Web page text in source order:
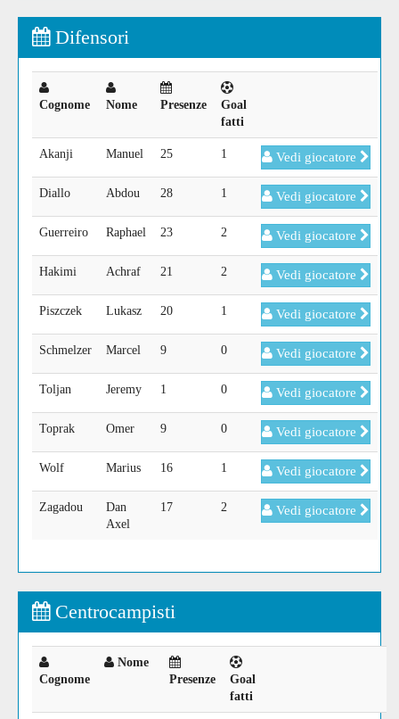
Difensori
Cognome Nome Presenze
Goal
fatti
Akanji Manuel 25 1 Vedi giocatore
Diallo Abdou 28 1 Vedi giocatore
Guerreiro Raphael 23 2 Vedi giocatore
Hakimi Achraf 21 2 Vedi giocatore
Piszczek Lukasz 20 1 Vedi giocatore
Schmelzer Marcel 9 0 Vedi giocatore
Toljan Jeremy 1 0 Vedi giocatore
Toprak Omer 9 0 Vedi giocatore
Wolf Marius 16 1 Vedi giocatore
Zagadou
Dan
Axel
17 2 Vedi giocatore
Centrocampisti
Cognome
Nome
Presenze
Goal
fatti